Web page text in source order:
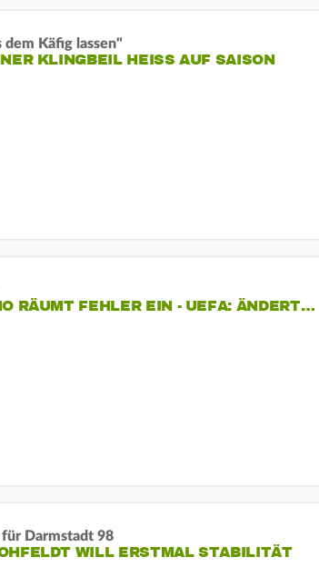
dem Käfig lassen"
KLINGBEIL HEISS AUF SAISON
RÄUMT FEHLER EIN - UEFA: ÄNDERT…
für Darmstadt 98
WILL ERSTMAL STABILITÄT